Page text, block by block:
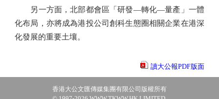
另一方面，北部都會區「研發—轉化—量產」一體
化布局，亦將成為港投公司創科生態圈相關企業在港深
化發展的重要土壤。
讀大公報PDF版面
香港大公文匯傳媒集團有限公司版權所有